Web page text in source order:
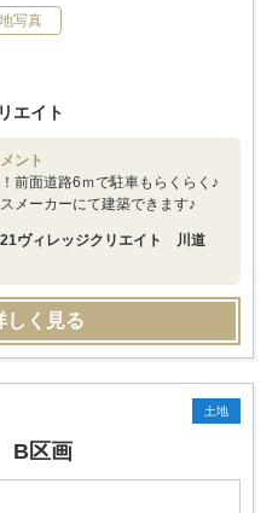
写真
エイト
ント
前面道路6ｍで駐車もらくらく♪
メーカーにて建築できます♪
21ヴィレッジクリエイト 川道
しく見る
土地
B区画